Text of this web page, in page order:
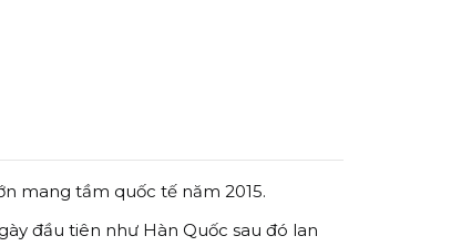
mang tầm quốc tế năm 2015.
đầu tiên như Hàn Quốc sau đó lan